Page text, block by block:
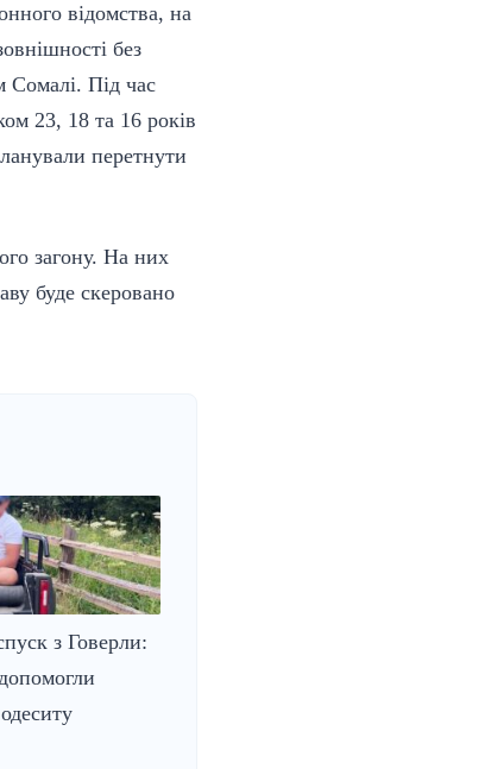
відомства, на
без
Сомалі. Під час
23, 18 та 16 років
перетнути
загону. На них
буде скеровано
з Говерли: